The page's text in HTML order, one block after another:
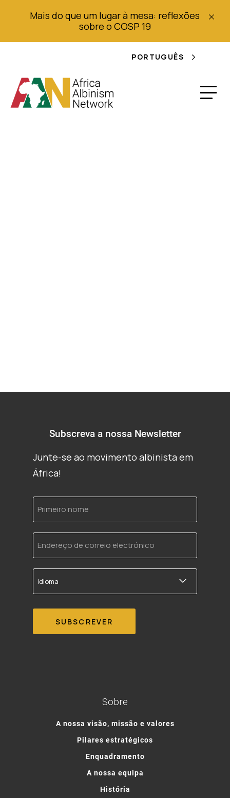
Mais do que um lugar à mesa: reflexões
sobre o COSP 19
PORTUGUÊS
Subscreva a nossa Newsletter
Junte-se ao movimento albinista em
África!
Primeiro
nome
Endereço
de
correio
electrónico
Idioma
Sobre
A nossa visão, missão e valores
Pilares estratégicos
Enquadramento
A nossa equipa
História